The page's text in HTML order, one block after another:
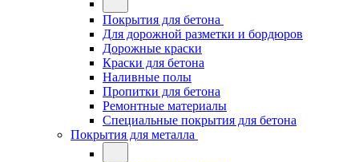
Покрытия для бетона
Для дорожной разметки и бордюров
Дорожные краски
Краски для бетона
Наливные полы
Пропитки для бетона
Ремонтные материалы
Специальные покрытия для бетона
Покрытия для металла